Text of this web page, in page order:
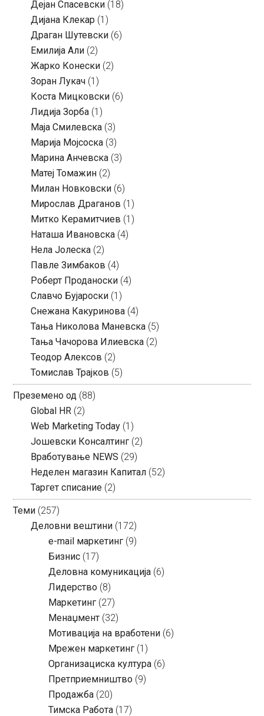
Дејан Спасевски (18)
Дијана Клекар (1)
Драган Шутевски (6)
Емилија Али (2)
Жарко Конески (2)
Зоран Лукач (1)
Коста Мицковски (6)
Лидија Зорба (1)
Маја Смилевска (3)
Марија Мојсоска (3)
Марина Анчевска (3)
Матеј Томажин (2)
Милан Новковски (6)
Мирослав Драганов (1)
Митко Керамитчиев (1)
Наташа Ивановска (4)
Нела Јолеска (2)
Павле Зимбаков (4)
Роберт Проданоски (4)
Славчо Бујароски (1)
Снежана Какуринова (4)
Тања Николова Маневска (5)
Тања Чачорова Илиевска (2)
Теодор Алексов (2)
Томислав Трајков (5)
Преземено од (88)
Global HR (2)
Web Marketing Today (1)
Јошевски Консалтинг (2)
Вработување NEWS (29)
Неделен магазин Капитал (52)
Таргет списание (2)
Теми (257)
Деловни вештини (172)
e-mail маркетинг (9)
Бизнис (17)
Деловна комуникација (6)
Лидерство (8)
Маркетинг (27)
Менаџмент (32)
Мотивација на вработени (6)
Мрежен маркетинг (1)
Организациска култура (6)
Претприемништво (9)
Продажба (20)
Тимска Работа (17)